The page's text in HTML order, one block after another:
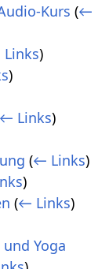
Kurs (←
)
)
Links)
(← Links)
)
(← Links)
Yoga